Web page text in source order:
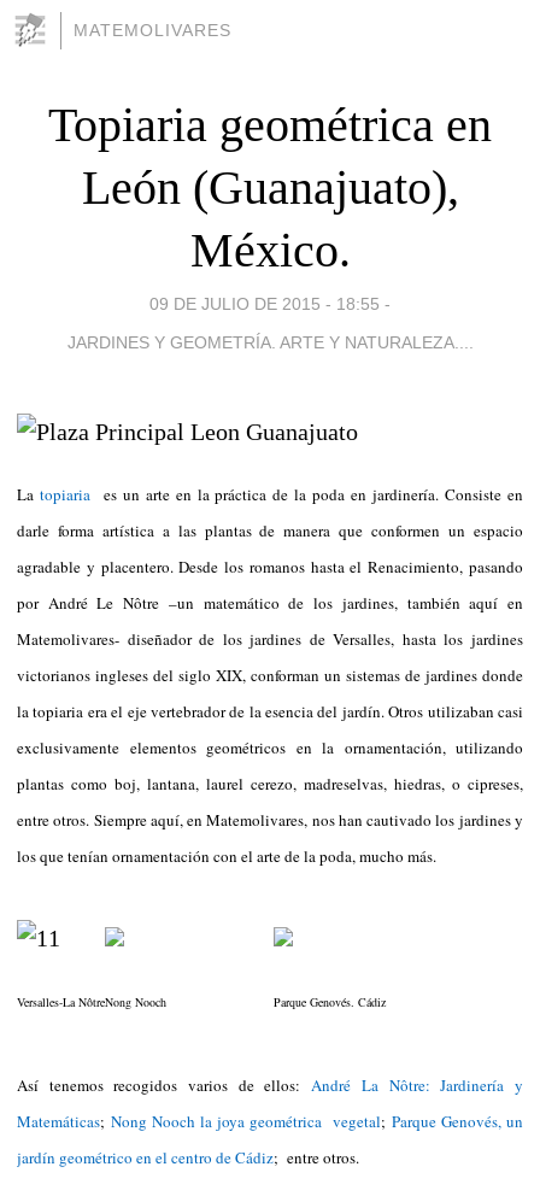
MATEMOLIVARES
Topiaria geométrica en
León (Guanajuato),
México.
09 DE JULIO DE 2015 - 18:55 -
JARDINES Y GEOMETRÍA. ARTE Y NATURALEZA....
La topiaria
es un arte en la práctica de la poda en jardinería. Consiste en
darle forma artística a las plantas de manera que conformen un espacio
agradable y placentero. Desde los romanos hasta el Renacimiento, pasando
por André Le Nôtre –un matemático de los jardines, también aquí en
Matemolivares- diseñador de los jardines de Versalles, hasta los jardines
victorianos ingleses del siglo XIX, conforman un sistemas de jardines donde
la topiaria era el eje vertebrador de la esencia del jardín. Otros utilizaban casi
exclusivamente elementos geométricos en la ornamentación, utilizando
plantas como boj, lantana, laurel cerezo, madreselvas, hiedras, o cipreses,
entre otros. Siempre aquí, en Matemolivares, nos han cautivado los jardines y
los que tenían ornamentación con el arte de la poda, mucho más.
Versalles-La NôtreNong Nooch Parque Genovés. Cádiz
Así tenemos recogidos varios de ellos:André La Nôtre: Jardinería y
Matemáticas; Nong Nooch la joya geométrica vegetal; Parque Genovés, un
jardín geométrico en el centro de Cádiz; entre otros.